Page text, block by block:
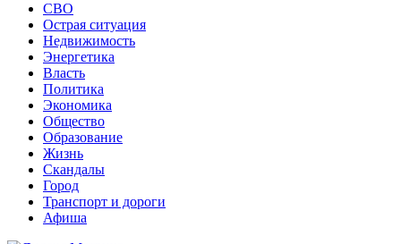
СВО
Острая ситуация
Недвижимость
Энергетика
Власть
Политика
Экономика
Общество
Образование
Жизнь
Скандалы
Город
Транспорт и дороги
Афиша